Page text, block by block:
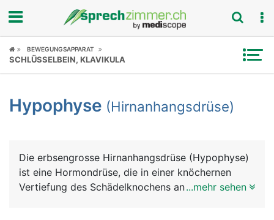
Fokus
Symptome
News
BEWEGUNGSAPPARAT
SCHLÜSSELBEIN, KLAVIKULA
Hypophyse (Hirnanhangsdrüse)
Die erbsengrosse Hirnanhangsdrüse (Hypophyse)
ist eine Hormondrüse, die in einer knöchernen
Vertiefung des Schädelknochens an der Hirnbasis
...mehr sehen